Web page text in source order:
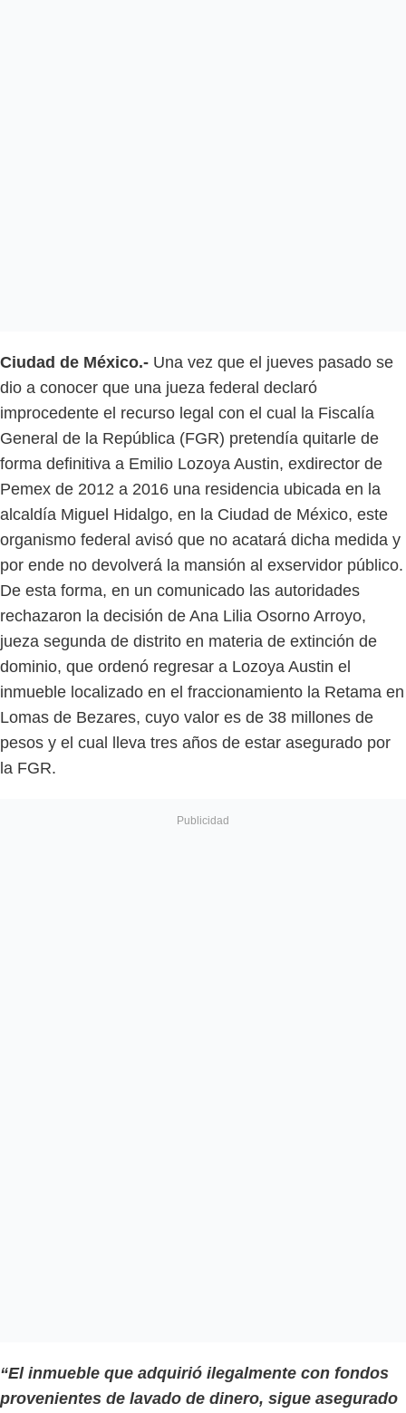
Ciudad de México.- Una vez que el jueves pasado se
dio a conocer que una jueza federal declaró
improcedente el recurso legal con el cual la Fiscalía
General de la República (FGR) pretendía quitarle de
forma definitiva a Emilio Lozoya Austin, exdirector de
Pemex de 2012 a 2016 una residencia ubicada en la
alcaldía Miguel Hidalgo, en la Ciudad de México, este
organismo federal avisó que no acatará dicha medida y
por ende no devolverá la mansión al exservidor público.
De esta forma, en un comunicado las autoridades
rechazaron la decisión de Ana Lilia Osorno Arroyo,
jueza segunda de distrito en materia de extinción de
dominio, que ordenó regresar a Lozoya Austin el
inmueble localizado en el fraccionamiento la Retama en
Lomas de Bezares, cuyo valor es de 38 millones de
pesos y el cual lleva tres años de estar asegurado por
la FGR.
“El inmueble que adquirió ilegalmente con fondos
provenientes de lavado de dinero, sigue asegurado